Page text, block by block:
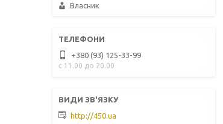
Власник
+380 (93) 125-33-99
с 11.00 до 20.00
http://450.ua